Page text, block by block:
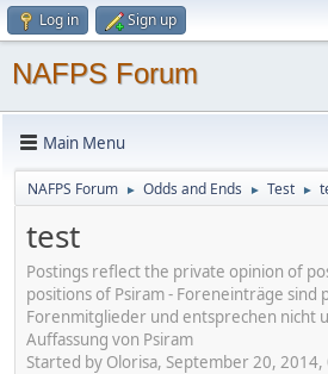
Log in Sign up
NAFPS Forum
Main Menu
NAFPS Forum ► Odds and Ends ► Test ►
test
Postings reflect the private opinion of
positions of Psiram - Foreneinträge sind
Forenmitglieder und entsprechen nicht
Auffassung von Psiram
Started by Olorisa, September 20, 2014,